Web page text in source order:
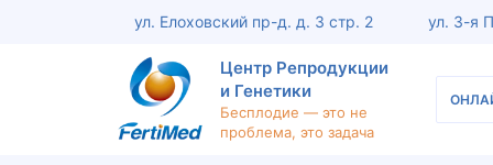
ул. Елоховский пр-д. д. 3 стр. 2 ул. 3-я
Центр Репродукции
и Генетики
Бесплодие — это не
проблема, это задача